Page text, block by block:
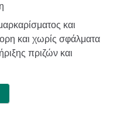
και
και χωρίς σφάλματα
πριζών και